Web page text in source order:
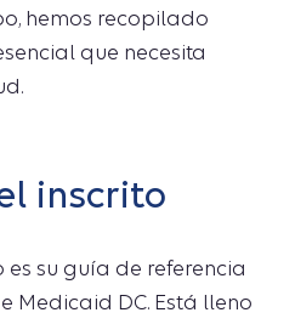
hemos recopilado
que necesita
inscrito
su guía de referencia
Medicaid DC. Está lleno